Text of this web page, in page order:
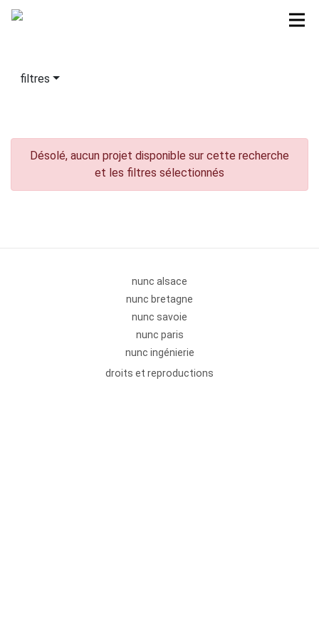
filtres
Désolé, aucun projet disponible sur cette recherche
et les filtres sélectionnés
nunc alsace
nunc bretagne
nunc savoie
nunc paris
nunc ingénierie
droits et reproductions